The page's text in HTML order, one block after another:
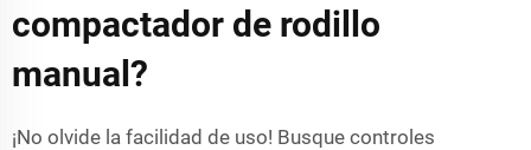
compactador de rodillo
manual?
¡No olvide la facilidad de uso! Busque controles